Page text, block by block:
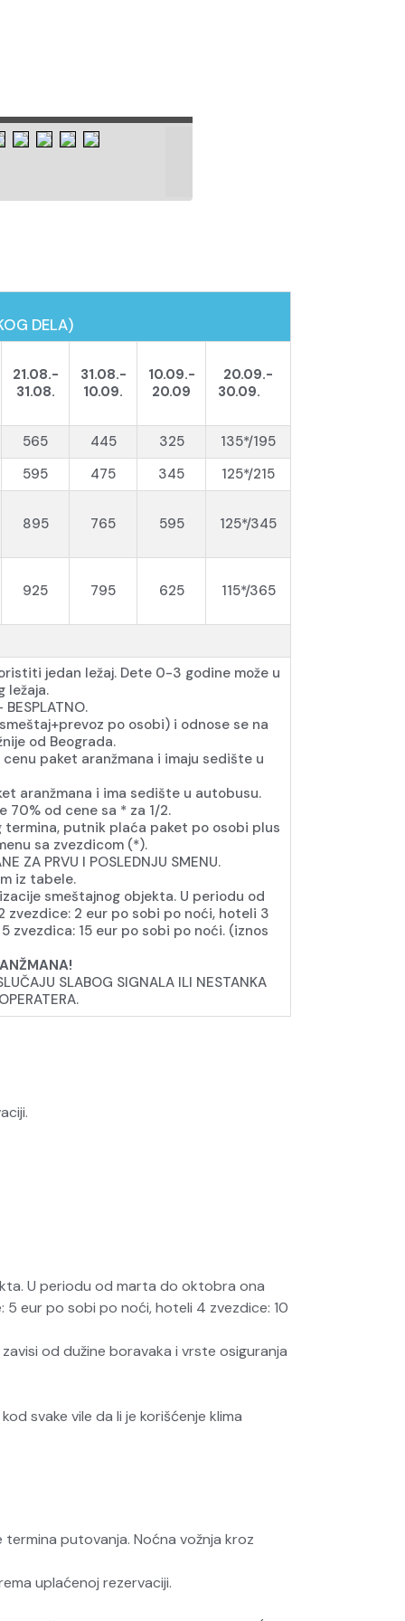
DELA)
21.08.-
31.08.
31.08.-
10.09.
10.09.-
20.09
20.09.-
30.09.
565 445 325
135*/195
595 475 345
125*/215
895 765 595 125*/345
925 795 625 115*/365
jedan ležaj. Dete 0-3 godine može u
ležaja.
po osobi) i odnose se na
od Beograda.
paket aranžmana i imaju sedište u
aranžmana i ima sedište u autobusu.
70% od cene sa * za 1/2.
putnik plaća paket po osobi plus
sa zvezdicom (*).
ZA PRVU I POSLEDNJU SMENU.
iz tabele.
smeštajnog objekta. U periodu od
2 eur po sobi po noći, hoteli 3
zvezdica: 15 eur po sobi po noći. (iznos
SLABOG SIGNALA ILI NESTANKA
U periodu od marta do oktobra ona
eur po sobi po noći, hoteli 4 zvezdice: 10
od dužine boravaka i vrste osiguranja
svake vile da li je korišćenje klima
putovanja. Noćna vožnja kroz
uplaćenoj rezervaciji.